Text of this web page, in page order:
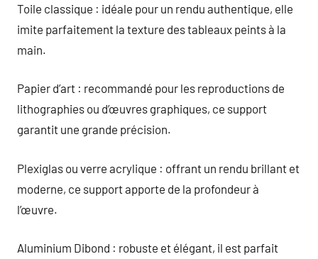
Toile classique : idéale pour un rendu authentique, elle
imite parfaitement la texture des tableaux peints à la
main.
Papier d’art : recommandé pour les reproductions de
lithographies ou d’œuvres graphiques, ce support
garantit une grande précision.
Plexiglas ou verre acrylique : offrant un rendu brillant et
moderne, ce support apporte de la profondeur à
l’œuvre.
Aluminium Dibond : robuste et élégant, il est parfait